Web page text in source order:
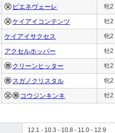
ピエネヴェーレ 牝2
ケイアイコンテンツ 牡2
ケイアイサクセス 牝2
アクセルホッパー 牡2
クリーンヒッター 牡2
スガノクリスタル 牝2
コウジンキンキ 牡2
12.1 - 10.3 - 10.8 - 11.0 - 12.9